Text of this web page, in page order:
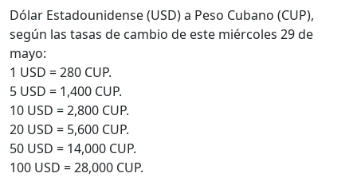
Dólar Estadounidense (USD) a Peso Cubano (CUP),
según las tasas de cambio de este miércoles 29 de
mayo:
1 USD = 280 CUP.
5 USD = 1,400 CUP.
10 USD = 2,800 CUP.
20 USD = 5,600 CUP.
50 USD = 14,000 CUP.
100 USD = 28,000 CUP.